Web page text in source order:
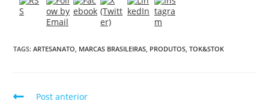
TAGS:ARTESANATO, MARCAS BRASILEIRAS, PRODUTOS, TOK&STOK
Post anterior